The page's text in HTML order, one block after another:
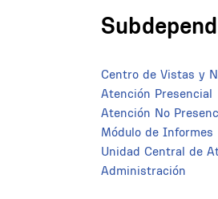
Centro de Vistas y
Atención Presencial
Atención No
Módulo de Informes
Unidad Central de
Administración